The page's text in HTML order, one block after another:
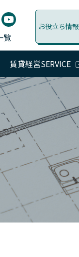
覧
お役立ち情報
賃貸経営SERVICE